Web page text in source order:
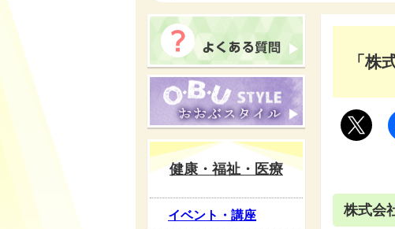
「株
株式会
健康・福祉・医療
イベント・講座